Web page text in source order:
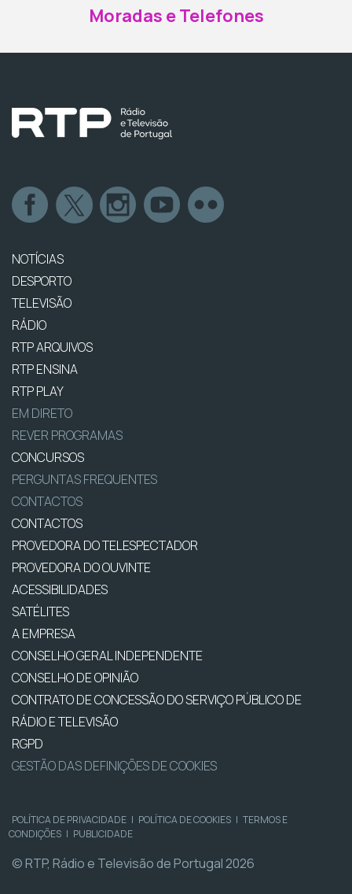
Moradas e Telefones
NOTÍCIAS
DESPORTO
TELEVISÃO
RÁDIO
RTP ARQUIVOS
RTP ENSINA
RTP PLAY
EM DIRETO
REVER PROGRAMAS
CONCURSOS
PERGUNTAS FREQUENTES
CONTACTOS
CONTACTOS
PROVEDORA DO TELESPECTADOR
PROVEDORA DO OUVINTE
ACESSIBILIDADES
SATÉLITES
A EMPRESA
CONSELHO GERAL INDEPENDENTE
CONSELHO DE OPINIÃO
CONTRATO DE CONCESSÃO DO SERVIÇO PÚBLICO DE
RÁDIO E TELEVISÃO
RGPD
GESTÃO DAS DEFINIÇÕES DE COOKIES
POLÍTICA DE PRIVACIDADE | POLÍTICA DE COOKIES | TERMOS E
CONDIÇÕES | PUBLICIDADE
© RTP, Rádio e Televisão de Portugal 2026